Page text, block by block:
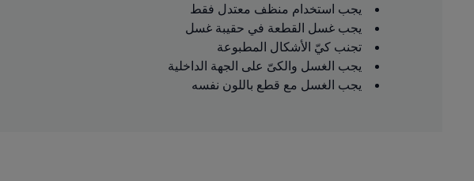
يجب استخدام منظف معتدل فقط
يجب غسل القطعة في حقيبة غسل
تجنب كيّ الأشكال المطبوعة
يجب الغسل والكىّ على الجهة الداخلية
يجب الغسل مع قطع باللون نفسه